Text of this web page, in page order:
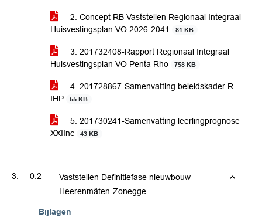
2. Concept RB Vaststellen Regionaal Integraal
Huisvestingsplan VO 2026-2041
81 KB
3. 201732408-Rapport Regionaal Integraal
Huisvestingsplan VO Penta Rho
758 KB
4. 201728867-Samenvatting beleidskader R-
IHP
55 KB
5. 201730241-Samenvatting leerlingprognose
XXIInc
43 KB
0.2
Vaststellen Definitiefase nieuwbouw
Heerenmäten-Zonegge
Bijlagen